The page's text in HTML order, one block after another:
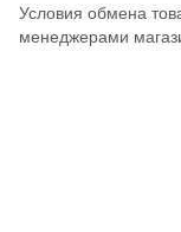
Условия обмена
менеджерами